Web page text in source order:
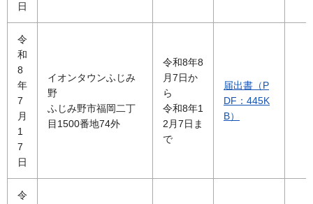
日
令
和
8
年
7
月
1
7
日
イオンタウンふじみ
野
ふじみ野市福岡二丁
目1500番地74外
令和8年8
月7日か
ら
令和8年1
2月7日ま
で
届出書（P
DF：445K
B）
令